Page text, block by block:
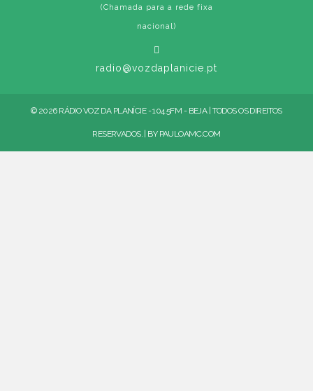
(Chamada para a rede fixa
nacional)
radio@vozdaplanicie.pt
© 2026 RÁDIO VOZ DA PLANÍCIE - 104.5FM - BEJA | TODOS OS DIREITOS
RESERVADOS. | BY PAULOAMC.COM